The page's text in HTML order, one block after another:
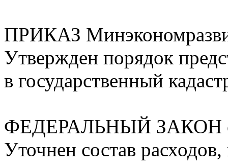
ПРИКАЗ
Утвержден порядок
в государственный
ФЕДЕРАЛЬНЫЙ ЗАКОН
Уточнен состав